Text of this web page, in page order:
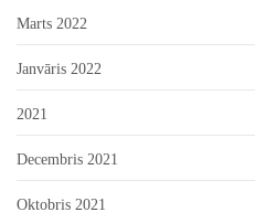
Marts 2022
Janvāris 2022
2021
Decembris 2021
Oktobris 2021